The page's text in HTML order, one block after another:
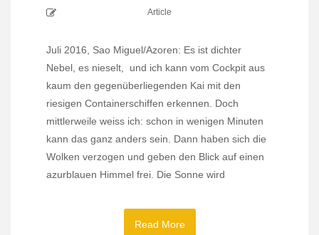
Article
Juli 2016, Sao Miguel/Azoren: Es ist dichter
Nebel, es nieselt, und ich kann vom Cockpit aus
kaum den gegenüberliegenden Kai mit den
riesigen Containerschiffen erkennen. Doch
mittlerweile weiss ich: schon in wenigen Minuten
kann das ganz anders sein. Dann haben sich die
Wolken verzogen und geben den Blick auf einen
azurblauen Himmel frei. Die Sonne wird
Read More